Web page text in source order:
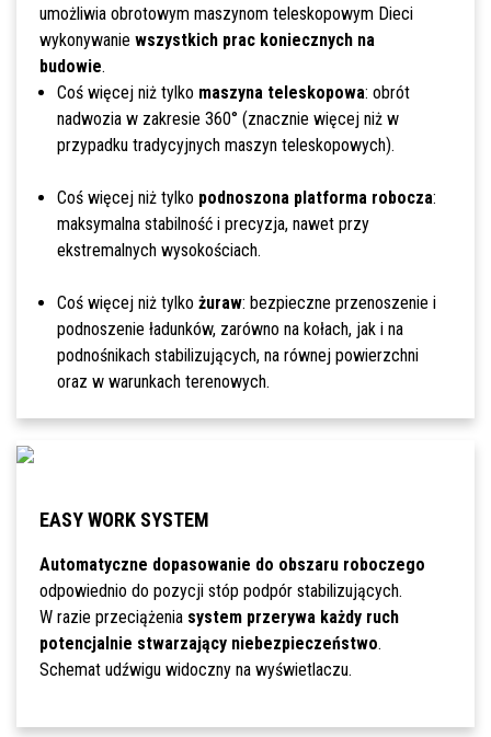
umożliwia obrotowym maszynom teleskopowym Dieci
wykonywanie wszystkich prac koniecznych na
budowie.
Coś więcej niż tylko maszyna teleskopowa: obrót
nadwozia w zakresie 360° (znacznie więcej niż w
przypadku tradycyjnych maszyn teleskopowych).
Coś więcej niż tylko podnoszona platforma robocza:
maksymalna stabilność i precyzja, nawet przy
ekstremalnych wysokościach.
Coś więcej niż tylko żuraw: bezpieczne przenoszenie i
podnoszenie ładunków, zarówno na kołach, jak i na
podnośnikach stabilizujących, na równej powierzchni
oraz w warunkach terenowych.
EASY WORK SYSTEM
Automatyczne dopasowanie do obszaru roboczego
odpowiednio do pozycji stóp podpór stabilizujących.
W razie przeciążenia system przerywa każdy ruch
potencjalnie stwarzający niebezpieczeństwo.
Schemat udźwigu widoczny na wyświetlaczu.